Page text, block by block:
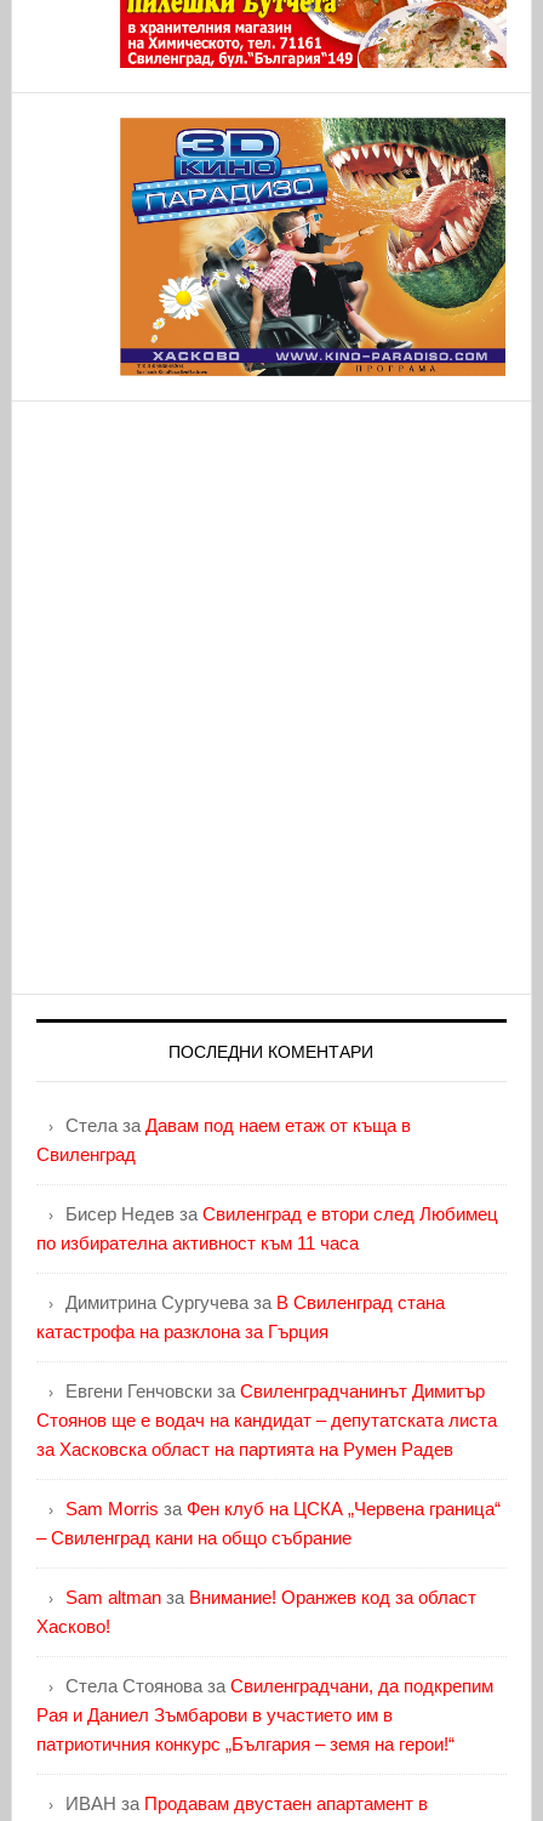
ПОСЛЕДНИ КОМЕНТАРИ
Стелаза Давам под наем етаж от къща в
Свиленград
Бисер Недевза Свиленград е втори след Любимец
по избирателна активност към 11 часа
Димитрина Сургучеваза В Свиленград стана
катастрофа на разклона за Гърция
Евгени Генчовскиза Свиленградчанинът Димитър
Стоянов ще е водач на кандидат – депутатската листа
за Хасковска област на партията на Румен Радев
Sam Morris за Фен клуб на ЦСКА „Червена граница“
– Свиленград кани на общо събрание
Sam altmanза Внимание! Оранжев код за област
Хасково!
Стела Стояноваза Свиленградчани, да подкрепим
Рая и Даниел Зъмбарови в участието им в
патриотичния конкурс „България – земя на герои!“
ИВАН за Продавам двустаен апартамент в